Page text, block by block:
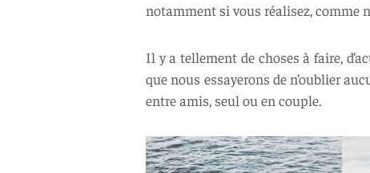
notamment si vous réalisez, comme
Il y a tellement de choses à faire,
que nous essayerons de n’oublier
entre amis, seul ou en couple.